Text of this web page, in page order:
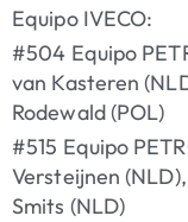
Equipo IVECO:
#504 Equipo
van Kasteren
Rodewald (POL)
#515 Equipo
Versteijnen
Smits (NLD)